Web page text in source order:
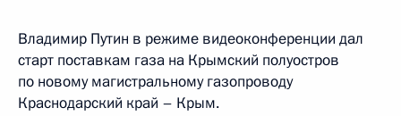
Владимир Путин в режиме видеоконференции дал
старт поставкам газа на Крымский полуостров
по новому магистральному газопроводу
Краснодарский край – Крым.